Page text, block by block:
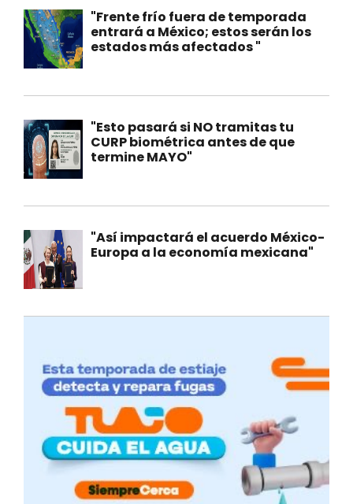
"Frente frío fuera de temporada
entrará a México; estos serán los
estados más afectados "
"Esto pasará si NO tramitas tu
CURP biométrica antes de que
termine MAYO"
"Así impactará el acuerdo México-
Europa a la economía mexicana"